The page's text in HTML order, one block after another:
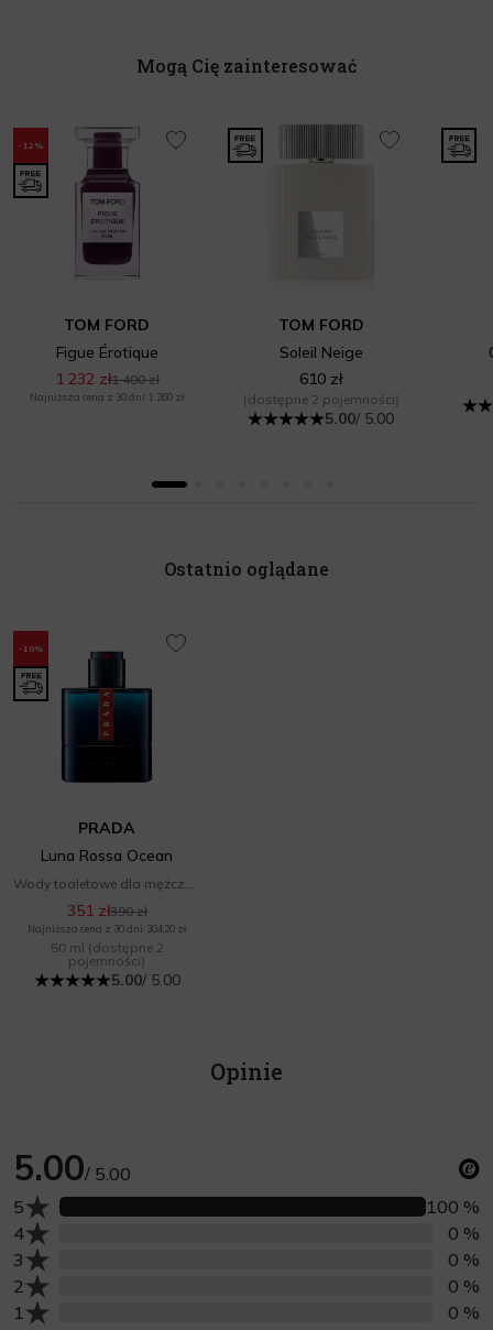
Mogą Cię zainteresować
-12%
TOM FORD
Figue Érotique
1 232 zł1 400 zł
Najniższa cena z 30 dni: 1 260 zł
TOM FORD
Soleil Neige
610 zł
(dostępne 2 pojemności)
5.00/ 5.00
Ostatnio oglądane
-10%
PRADA
Luna Rossa Ocean
351 zł390 zł
Najniższa cena z 30 dni: 304,20 zł
50 ml (dostępne 2
pojemności)
5.00/ 5.00
Opinie
5.00/ 5.00
Liczba opinii z oceną
1 0 %
Liczba opinii z oceną
2 0 %
Liczba opinii z oceną
3 0 %
Liczba opinii z oceną
4 0 %
Liczba opinii z oceną
5 100 %